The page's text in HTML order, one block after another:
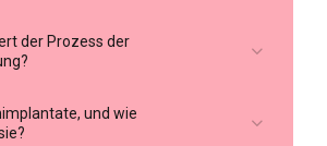
der Prozess der
und wie